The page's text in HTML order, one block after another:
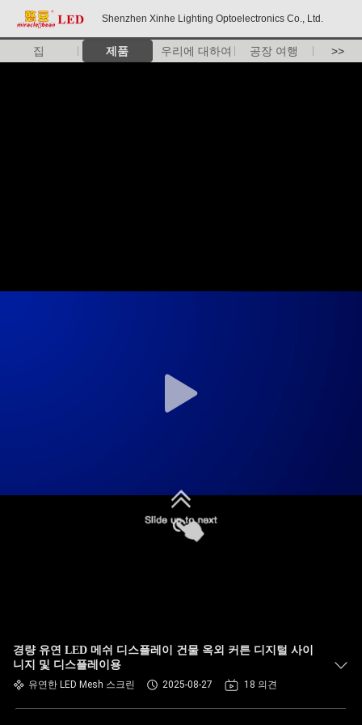
Shenzhen Xinhe Lighting Optoelectronics Co., Ltd.
집 제품 우리에 대하여 공장 여행 >>
경량 유연 LED 메쉬 디스플레이 건물 옥외 커튼 디지털 사이
니지 및 디스플레이용
유연한 LED Mesh 스크린 2025-08-27 18 의견